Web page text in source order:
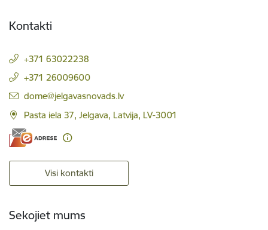
Kontakti
+371 63022238
+371 26009600
E-pasts:
dome@jelgavasnovads.lv
Pasta iela 37, Jelgava, Latvija, LV-3001
Visi kontakti
Sekojiet mums